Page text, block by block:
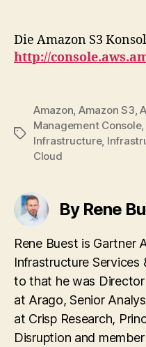
Die Amazon S3
http://
Tags
Amazon, Amazon S3,
Management Console,
Infrastructure,
Cloud
By Rene
Rene Buest is Gartner
Infrastructure Services
to that he was
at Arago, Senior
at Crisp Research,
Disruption and